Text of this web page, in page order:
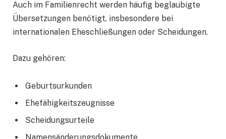
Auch im Familienrecht werden häufig beglaubigte
Übersetzungen benötigt, insbesondere bei
internationalen Eheschließungen oder Scheidungen.
Dazu gehören:
Geburtsurkunden
Ehefähigkeitszeugnisse
Scheidungsurteile